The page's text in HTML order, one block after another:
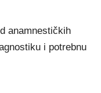
anamnestičkih
i potrebnu